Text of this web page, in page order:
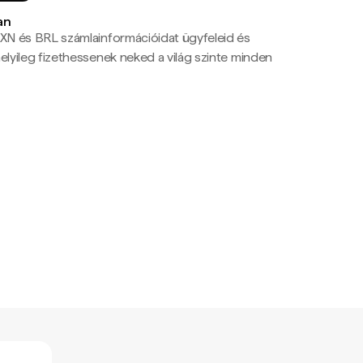
és BRL számlainformációidat ügyfeleid és
fizethessenek neked a világ szinte minden